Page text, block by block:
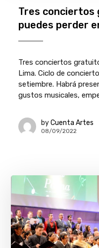
Tres conciertos
puedes perder
Tres conciertos
Lima. Ciclo de
setiembre. Habrá
gustos musicales,
by Cuenta Artes
08/09/2022